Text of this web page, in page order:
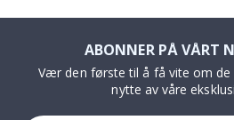
ABONNER PÅ VÅRT
Vær den første til å få vite om de
nytte av våre